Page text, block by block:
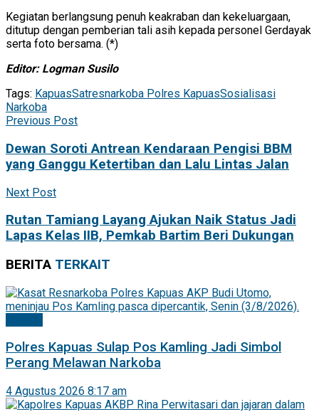
Kegiatan berlangsung penuh keakraban dan kekeluargaan,
ditutup dengan pemberian tali asih kepada personel Gerdayak
serta foto bersama. (*)
Editor: Logman Susilo
Tags: KapuasSatresnarkoba Polres KapuasSosialisasi
Narkoba
Previous Post
Dewan Soroti Antrean Kendaraan Pengisi BBM
yang Ganggu Ketertiban dan Lalu Lintas Jalan
Next Post
Rutan Tamiang Layang Ajukan Naik Status Jadi
Lapas Kelas IIB, Pemkab Bartim Beri Dukungan
BERITA TERKAIT
Polres Kapuas Sulap Pos Kamling Jadi Simbol
Perang Melawan Narkoba
4 Agustus 2026 8:17 am